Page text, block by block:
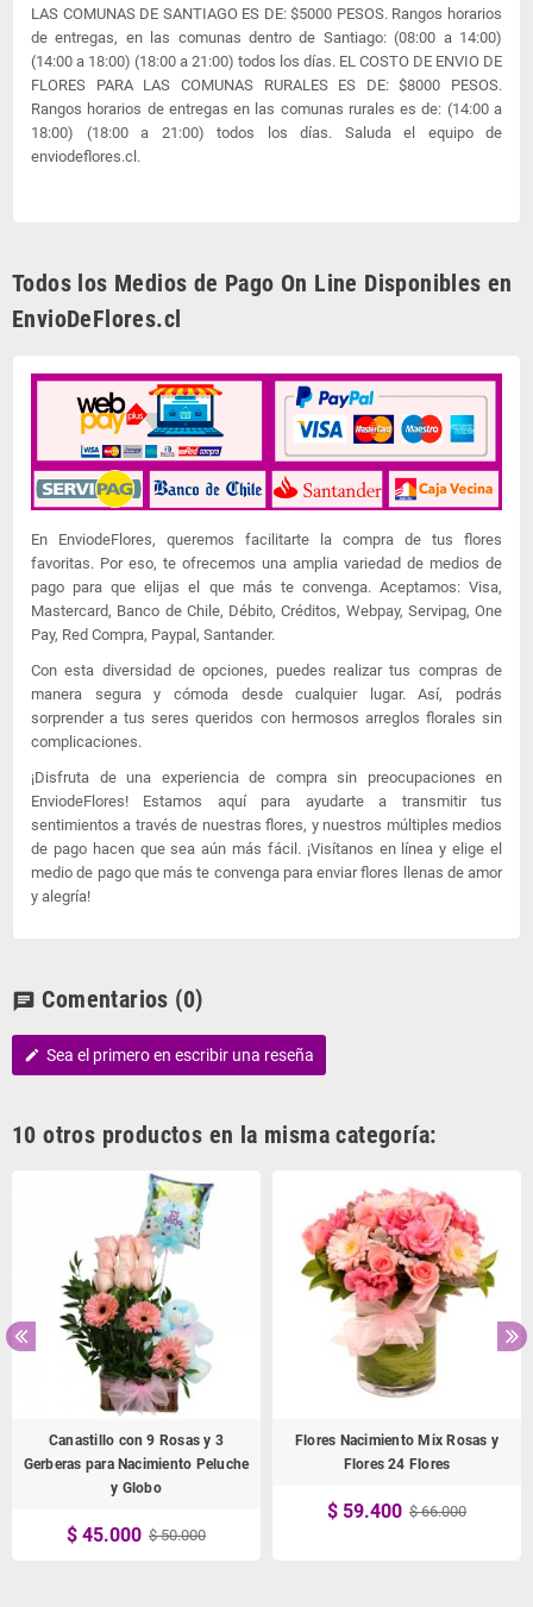
LAS COMUNAS DE SANTIAGO ES DE: $5000 PESOS. Rangos horarios
de entregas, en las comunas dentro de Santiago: (08:00 a 14:00)
(14:00 a 18:00) (18:00 a 21:00) todos los días. EL COSTO DE ENVIO DE
FLORES PARA LAS COMUNAS RURALES ES DE: $8000 PESOS.
Rangos horarios de entregas en las comunas rurales es de: (14:00 a
18:00) (18:00 a 21:00) todos los días. Saluda el equipo de
enviodeflores.cl.
Todos los Medios de Pago On Line Disponibles en
EnvioDeFlores.cl
En EnviodeFlores, queremos facilitarte la compra de tus flores
favoritas. Por eso, te ofrecemos una amplia variedad de medios de
pago para que elijas el que más te convenga. Aceptamos: Visa,
Mastercard, Banco de Chile, Débito, Créditos, Webpay, Servipag, One
Pay, Red Compra, Paypal, Santander.
Con esta diversidad de opciones, puedes realizar tus compras de
manera segura y cómoda desde cualquier lugar. Así, podrás
sorprender a tus seres queridos con hermosos arreglos florales sin
complicaciones.
¡Disfruta de una experiencia de compra sin preocupaciones en
EnviodeFlores! Estamos aquí para ayudarte a transmitir tus
sentimientos a través de nuestras flores, y nuestros múltiples medios
de pago hacen que sea aún más fácil. ¡Visítanos en línea y elige el
medio de pago que más te convenga para enviar flores llenas de amor
y alegría!
chat Comentarios (0)
edit Sea el primero en escribir una reseña
10 otros productos en la misma categoría:
Canastillo con 9 Rosas y 3
Gerberas para Nacimiento Peluche
y Globo
$ 45.000 $ 50.000
Flores Nacimiento Mix Rosas y
Flores 24 Flores
$ 59.400 $ 66.000